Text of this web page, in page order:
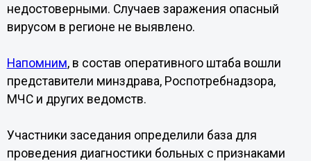
недостоверными. Случаев заражения опасный
вирусом в регионе не выявлено.
Напомним, в состав оперативного штаба вошли
представители минздрава, Роспотребнадзора,
МЧС и других ведомств.
Участники заседания определили база для
проведения диагностики больных с признаками